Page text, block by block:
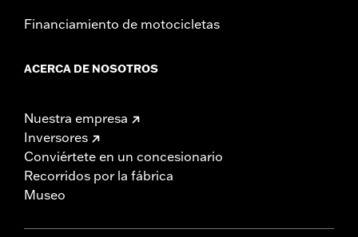
Financiamiento de motocicletas
ACERCA DE NOSOTROS
Nuestra empresa
Inversores
Conviértete en un concesionario
Recorridos por la fábrica
Museo